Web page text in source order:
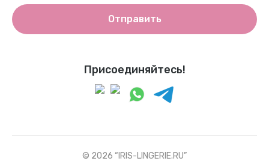
Присоединяйтесь!
Отправить
© 2026 “IRIS-LINGERIE.RU”